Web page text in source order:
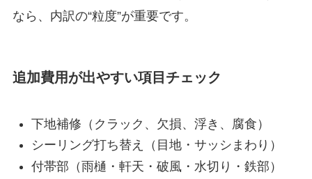
なら、内訳の“粒度”が重要です。
追加費用が出やすい項目チェック
下地補修（クラック、欠損、浮き、腐食）
シーリング打ち替え（目地・サッシまわり）
付帯部（雨樋・軒天・破風・水切り・鉄部）